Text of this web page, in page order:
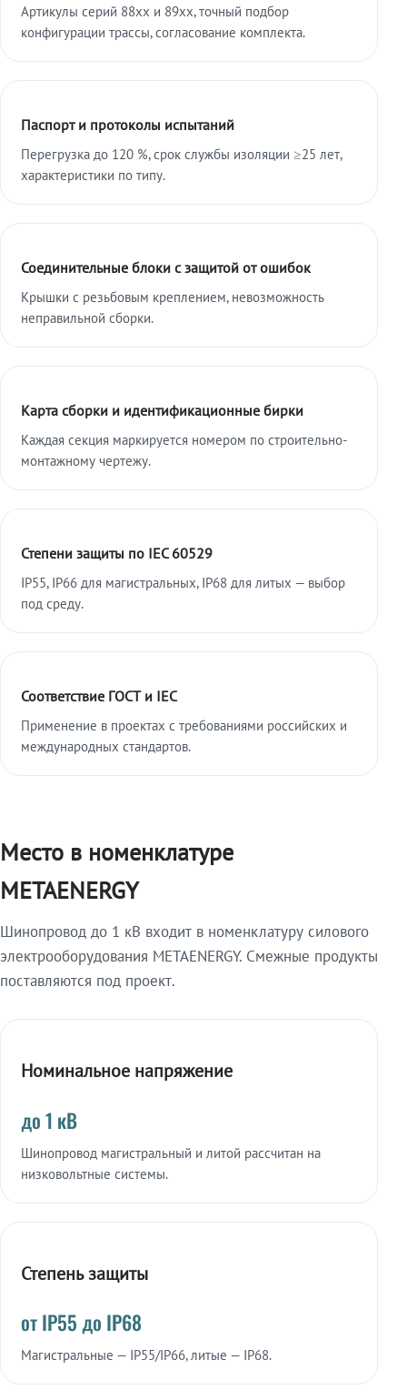
Артикулы серий 88xx и 89xx, точный подбор
конфигурации трассы, согласование комплекта.
Паспорт и протоколы испытаний
Перегрузка до 120 %, срок службы изоляции ≥25 лет,
характеристики по типу.
Соединительные блоки с защитой от ошибок
Крышки с резьбовым креплением, невозможность
неправильной сборки.
Карта сборки и идентификационные бирки
Каждая секция маркируется номером по строительно-
монтажному чертежу.
Степени защиты по IEC 60529
IP55, IP66 для магистральных, IP68 для литых — выбор
под среду.
Соответствие ГОСТ и IEC
Применение в проектах с требованиями российских и
международных стандартов.
Место в номенклатуре
METAENERGY
Шинопровод до 1 кВ входит в номенклатуру силового
электрооборудования METAENERGY. Смежные продукты
поставляются под проект.
Номинальное напряжение
до 1 кВ
Шинопровод магистральный и литой рассчитан на
низковольтные системы.
Степень защиты
от IP55 до IP68
Магистральные — IP55/IP66, литые — IP68.